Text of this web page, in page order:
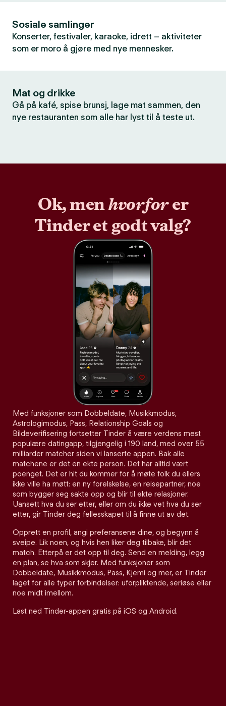
Sosiale samlinger
Konserter, festivaler, karaoke, idrett – aktiviteter
som er moro å gjøre med nye mennesker.
Mat og drikke
Gå på kafé, spise brunsj, lage mat sammen, den
nye restauranten som alle har lyst til å teste ut.
Ok, menhvorforer
Tinder et godt valg?
Med funksjoner som Dobbeldate, Musikkmodus,
Astrologimodus, Pass, Relationship Goals og
Bildeverifisering fortsetter Tinder å være verdens mest
populære datingapp, tilgjengelig i 190 land, med over 55
milliarder matcher siden vi lanserte appen. Bak alle
matchene er det en ekte person. Det har alltid vært
poenget. Det er hit du kommer for å møte folk du ellers
ikke ville ha møtt: en ny forelskelse, en reisepartner, noe
som bygger seg sakte opp og blir til ekte relasjoner.
Uansett hva du ser etter, eller om du ikke vet hva du ser
etter, gir Tinder deg fellesskapet til å finne ut av det.
Opprett en profil, angi preferansene dine, og begynn å
sveipe. Lik noen, og hvis hen liker deg tilbake, blir det
match. Etterpå er det opp til deg. Send en melding, legg
en plan, se hva som skjer. Med funksjoner som
Dobbeldate, Musikkmodus, Pass, Kjemi og mer, er Tinder
laget for alle typer forbindelser: uforpliktende, seriøse eller
noe midt imellom.
Last ned Tinder-appen gratis på iOS og Android.